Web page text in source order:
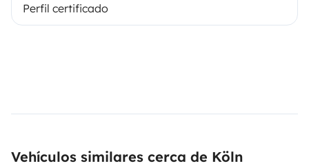
Perfil certificado
Vehículos similares cerca de Köln